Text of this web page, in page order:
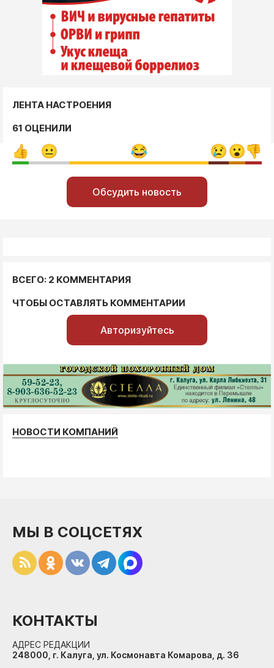
ЛЕНТА НАСТРОЕНИЯ
61 ОЦЕНИЛИ
Обсудить новость
ВСЕГО: 2 КОММЕНТАРИЯ
ЧТОБЫ ОСТАВЛЯТЬ КОММЕНТАРИИ
Авторизуйтесь
НОВОСТИ КОМПАНИЙ
МЫ В СОЦСЕТЯХ
КОНТАКТЫ
АДРЕС РЕДАКЦИИ
248000, г. Калуга, ул. Космонавта Комарова, д. 36